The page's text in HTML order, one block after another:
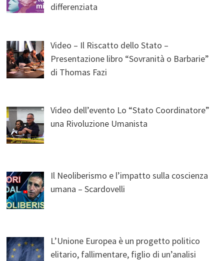
differenziata
Video – Il Riscatto dello Stato –
Presentazione libro “Sovranità o Barbarie”
di Thomas Fazi
Video dell’evento Lo “Stato Coordinatore”
una Rivoluzione Umanista
Il Neoliberismo e l’impatto sulla coscienza
umana – Scardovelli
L’Unione Europea è un progetto politico
elitario, fallimentare, figlio di un’analisi